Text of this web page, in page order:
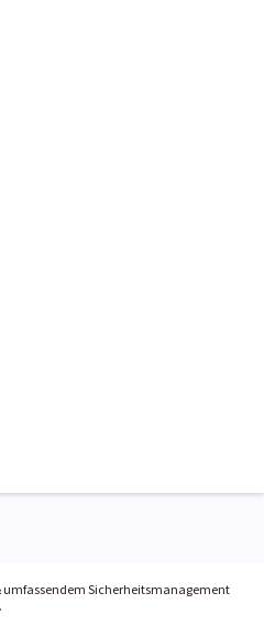
umfassendem Sicherheitsmanagement